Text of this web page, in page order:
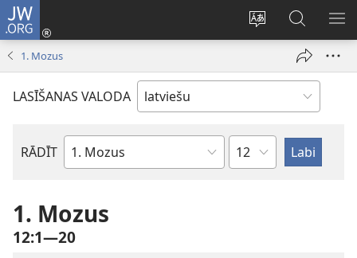
JW.ORG
Mainīt
valodu
Pieteikties
(opens
Meklēt
vietnē
JW.ORG
1. Mozus
LASĪŠANAS VALODA
RĀDĪT
Pēc
Pēc
nodaļām
1. Mozus
12:1—20